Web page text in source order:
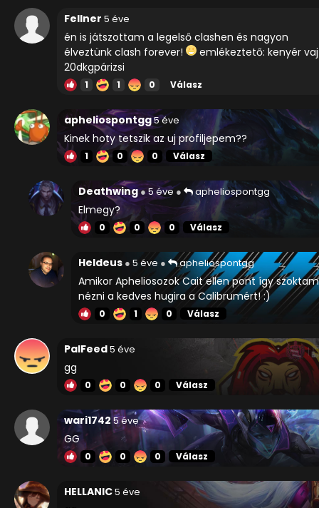
Fellner 5 éve
én is játszottam a legelső clashen és nagyon
élveztünk clash forever!
emlékeztető: kenyér vaj
20dkgpárizsi
1 1 0 Válasz
apheliospontgg5 éve
Kinek hoty tetszik az uj profiljepem??
1 0 0 Válasz
Deathwing 5 éve apheliospontgg
Elmegy?
0 0 0 Válasz
Heldeus 5 éve apheliospontgg
Amikor Apheliosozok Cait ellen pont így szoktam
nézni a kedves hugira a Calibrumért! :)
0 1 0 Válasz
PalFeed5 éve
gg
0 0 0 Válasz
wari1742 5 éve
GG
0 0 0 Válasz
HELLANIC5 éve